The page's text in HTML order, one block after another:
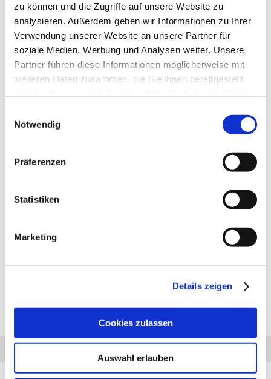
zu können und die Zugriffe auf unsere Website zu
analysieren. Außerdem geben wir Informationen zu Ihrer
Verwendung unserer Website an unsere Partner für
soziale Medien, Werbung und Analysen weiter. Unsere
Partner führen diese Informationen möglicherweise mit
weiteren Daten zusammen, die Sie ihnen bereitgestellt
Notwendig
Präferenzen
Statistiken
Marketing
Details zeigen
Cookies zulassen
Auswahl erlauben
Anhängerkupplung für Peugeot 404 pick-up: Anhängerkupplung
feststehend, 2- Loch System, incl. Flanschkugel. Lieferumfang für
Kupplungskugel, Schraubensatz, Nachrüsten Montageanleitung
u. Gutachten. Bei Fragen zur ausgewählten Anhängerkupplung
Anhängelast: 2000 kg
Diesen Artikel haben wir am 14.12.2023 in unseren Katalog aufgenommen.